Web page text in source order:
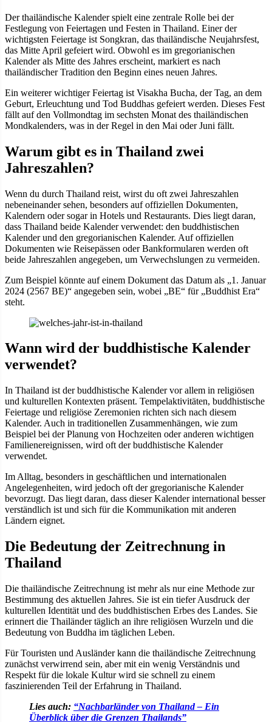
Der thailändische Kalender spielt eine zentrale Rolle bei der
Festlegung von Feiertagen und Festen in Thailand. Einer der
wichtigsten Feiertage ist Songkran, das thailändische Neujahrsfest,
das Mitte April gefeiert wird. Obwohl es im gregorianischen
Kalender als Mitte des Jahres erscheint, markiert es nach
thailändischer Tradition den Beginn eines neuen Jahres.
Ein weiterer wichtiger Feiertag ist Visakha Bucha, der Tag, an dem
Geburt, Erleuchtung und Tod Buddhas gefeiert werden. Dieses Fest
fällt auf den Vollmondtag im sechsten Monat des thailändischen
Mondkalenders, was in der Regel in den Mai oder Juni fällt.
Warum gibt es in Thailand zwei
Jahreszahlen?
Wenn du durch Thailand reist, wirst du oft zwei Jahreszahlen
nebeneinander sehen, besonders auf offiziellen Dokumenten,
Kalendern oder sogar in Hotels und Restaurants. Dies liegt daran,
dass Thailand beide Kalender verwendet: den buddhistischen
Kalender und den gregorianischen Kalender. Auf offiziellen
Dokumenten wie Reisepässen oder Bankformularen werden oft
beide Jahreszahlen angegeben, um Verwechslungen zu vermeiden.
Zum Beispiel könnte auf einem Dokument das Datum als „1. Januar
2024 (2567 BE)“ angegeben sein, wobei „BE“ für „Buddhist Era“
steht.
Wann wird der buddhistische Kalender
verwendet?
In Thailand ist der buddhistische Kalender vor allem in religiösen
und kulturellen Kontexten präsent. Tempelaktivitäten, buddhistische
Feiertage und religiöse Zeremonien richten sich nach diesem
Kalender. Auch in traditionellen Zusammenhängen, wie zum
Beispiel bei der Planung von Hochzeiten oder anderen wichtigen
Familienereignissen, wird oft der buddhistische Kalender
verwendet.
Im Alltag, besonders in geschäftlichen und internationalen
Angelegenheiten, wird jedoch oft der gregorianische Kalender
bevorzugt. Das liegt daran, dass dieser Kalender international besser
verständlich ist und sich für die Kommunikation mit anderen
Ländern eignet.
Die Bedeutung der Zeitrechnung in
Thailand
Die thailändische Zeitrechnung ist mehr als nur eine Methode zur
Bestimmung des aktuellen Jahres. Sie ist ein tiefer Ausdruck der
kulturellen Identität und des buddhistischen Erbes des Landes. Sie
erinnert die Thailänder täglich an ihre religiösen Wurzeln und die
Bedeutung von Buddha im täglichen Leben.
Für Touristen und Ausländer kann die thailändische Zeitrechnung
zunächst verwirrend sein, aber mit ein wenig Verständnis und
Respekt für die lokale Kultur wird sie schnell zu einem
faszinierenden Teil der Erfahrung in Thailand.
Lies auch: “Nachbarländer von Thailand – Ein
Überblick über die Grenzen Thailands”